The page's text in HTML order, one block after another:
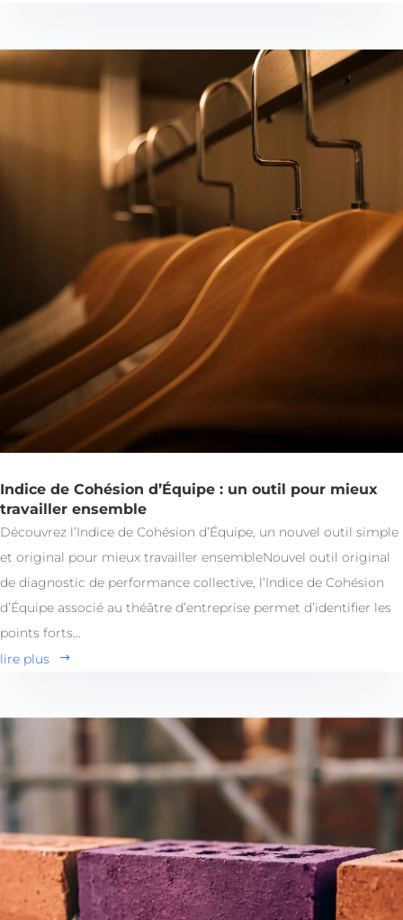
Indice de Cohésion d’Équipe : un outil pour mieux
travailler ensemble
Découvrez l’Indice de Cohésion d’Équipe, un nouvel outil simple
et original pour mieux travailler ensembleNouvel outil original
de diagnostic de performance collective, l’Indice de Cohésion
d’Équipe associé au théâtre d’entreprise permet d’identifier les
points forts...
lire plus